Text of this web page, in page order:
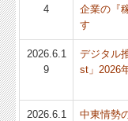
4
企業の『
す
2026.6.1
9
デジタル
st」2026
2026.6.1
中東情勢